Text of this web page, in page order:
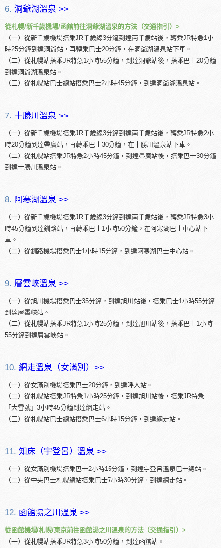
6. 洞爺湖溫泉 >>
從札幌/新千歲機場/函館前往洞爺湖溫泉的方法（交通指引）>
（一）從新千歲機場搭乘JR千歲線3分鐘到達南千歲站後，轉乘JR特急1小
時25分鐘到達洞爺站，再轉乘巴士20分鐘，在洞爺湖溫泉站下車。
（二）從札幌站搭乘JR特急1小時55分鐘，到達洞爺站後，搭乘巴士20分鐘
到達洞爺湖溫泉站。
（三）從札幌站巴士總站搭乘巴士2小時45分鐘，到達洞爺湖溫泉站。
7. 十勝川溫泉 >>
（一）從新千歲機場搭乘JR千歲線3分鐘到達南千歲站後，轉乘JR特急2小
時20分鐘到達帶廣站，再轉乘巴士30分鐘，在十勝川溫泉站下車。
（二）從札幌站搭乘JR特急2小時45分鐘，到達帶廣站後，搭乘巴士30分鐘
到達十勝川溫泉站。
8. 阿寒湖溫泉 >>
（一）從新千歲機場搭乘JR千歲線3分鐘到達南千歲站後，轉乘JR特急3小
時45分鐘到達釧路站，再轉乘巴士1小時50分鐘，在阿寒湖巴士中心站下
車。
（二）從釧路機場搭乘巴士1小時15分鐘，到達阿寒湖巴士中心站。
9. 層雲峽溫泉 >>
（一）從旭川機場搭乘巴士35分鐘，到達旭川站後，搭乘巴士1小時55分鐘
到達層雲峽站。
（二）從札幌站搭乘JR特急1小時25分鐘，到達旭川站後，搭乘巴士1小時
55分鐘到達層雲峽站。
10. 網走溫泉（女滿別）>>
（一）從女滿別機場搭乘巴士20分鐘，到達呼人站。
（二）從札幌站搭乘JR特急1小時25分鐘，到達旭川站後，搭乘JR特急
「大雪號」3小時45分鐘到達網走站。
（三）從札幌站巴士總站搭乘巴士6小時15分鐘，到達網走站。
11. 知床（宇登呂）溫泉 >>
（一）從女滿別機場搭乘巴士2小時15分鐘，到達宇登呂溫泉巴士總站。
（二）從中央巴士札幌總站搭乘巴士7小時30分鐘，到達網走站。
12. 函館湯之川溫泉 >>
從函館機場/札幌/東京前往函館湯之川溫泉的方法（交通指引）>
（一）從札幌站搭乘JR特急3小時50分鐘，到達函館站。